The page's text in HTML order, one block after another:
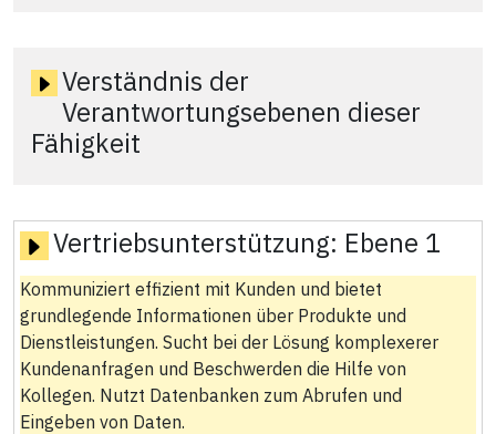
Verständnis der
Verantwortungsebenen dieser
Fähigkeit
Vertriebsunterstützung: Ebene 1
Kommuniziert effizient mit Kunden und bietet
grundlegende Informationen über Produkte und
Dienstleistungen. Sucht bei der Lösung komplexerer
Kundenanfragen und Beschwerden die Hilfe von
Kollegen. Nutzt Datenbanken zum Abrufen und
Eingeben von Daten.